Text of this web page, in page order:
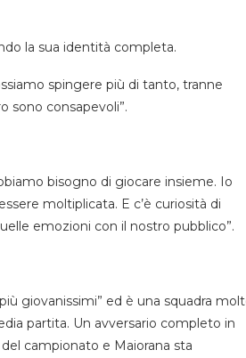
la sua identità completa.
spingere più di tanto, tranne
sono consapevoli”.
bisogno di giocare insieme. Io
moltiplicata. E c’è curiosità di
emozioni con il nostro pubblico”.
giovanissimi” ed è una squadra
partita. Un avversario completo in
campionato e Maiorana sta